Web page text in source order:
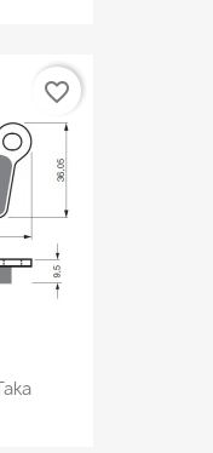
favorite_border